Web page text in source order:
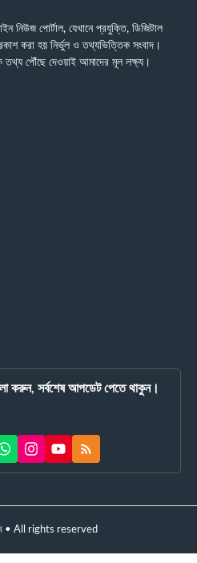
নিউজ পোর্টাল, যেখানে প্রযুক্তি, ডিজিটাল
করা হয় নির্ভুল ও তথ্যভিত্তিক সংবাদ।
পৌঁছে দেওয়াই আমাদের মূল লক্ষ্য।
করুন, সর্বশেষ আপডেট পেতে থাকুন।
• All rights reserved